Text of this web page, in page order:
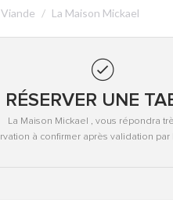
Viande La Maison Mickael
RÉSERVER UNE
La Maison Mickael , vous répondra
à confirmer après validation par